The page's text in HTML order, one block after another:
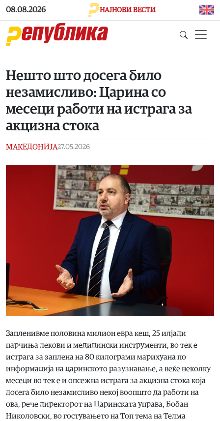
Skip to main content
08.08.2026 НАЈНОВИ ВЕСТИ
Нешто што досега било
незамисливо: Царина со
месеци работи на истрага за
акцизна стока
МАКЕДОНИЈА27.05.2026
Запленивме половина милион евра кеш, 25 илјади
парчиња лекови и медицински инструменти, во тек е
истрага за заплена на 80 килограми марихуана по
информација на царинското разузнавање, а веќе неколку
месеци во тек е и опсежна истрага за акцизна стока која
досега било незамисливо некој воопшто да работи на
ова, рече директорот на Царинската управа, Бобан
Николовски, во гостувањето на Топ тема на Телма